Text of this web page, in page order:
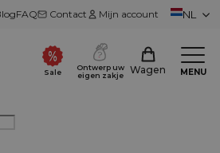
FAQ Contact Mijn account NL
Sale
Ontwerp uw
eigen zakje
Wagen MENU